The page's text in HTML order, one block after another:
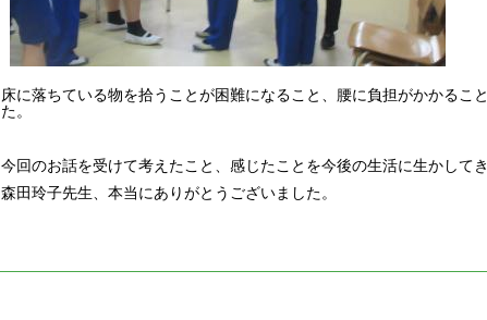
床に落ちている物を拾うことが困難になること、腰に負担がかかる
た。
今回のお話を受けて考えたこと、感じたことを今後の生活に生かしてき
森田玲子先生、本当にありがとうございました。